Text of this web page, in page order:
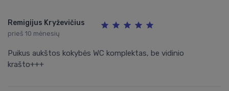
Remigijus Kryževičius
prieš 10 mėnesių
Puikus aukštos kokybės WC komplektas, be vidinio
krašto+++